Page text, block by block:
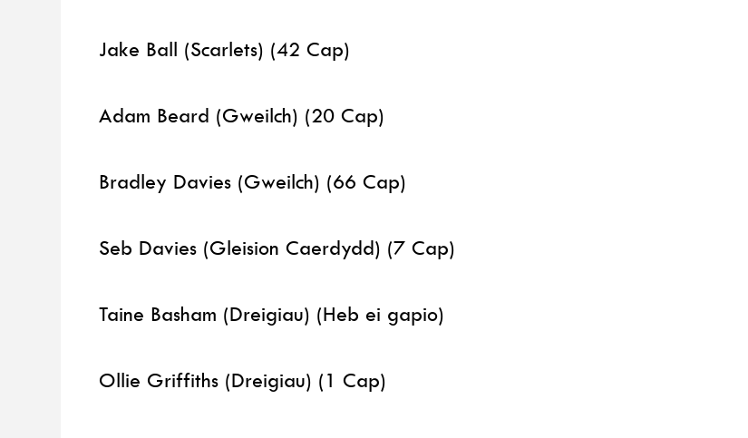
Jake Ball (Scarlets) (42 Cap)
Adam Beard (Gweilch) (20 Cap)
Bradley Davies (Gweilch) (66 Cap)
Seb Davies (Gleision Caerdydd) (7 Cap)
Taine Basham (Dreigiau) (Heb ei gapio)
Ollie Griffiths (Dreigiau) (1 Cap)